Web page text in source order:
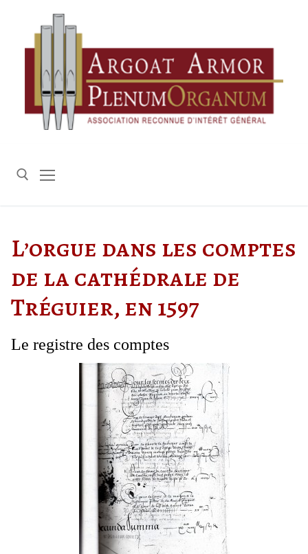
contenu
L’orgue dans les comptes
de la cathédrale de
Tréguier, en 1597
Le registre des comptes